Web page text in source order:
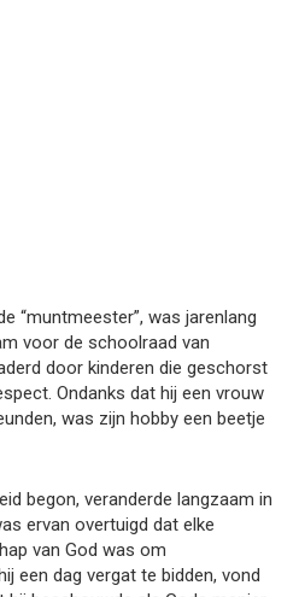
“muntmeester”, was jarenlang
voor de schoolraad van
door kinderen die geschorst
Ondanks dat hij een vrouw
was zijn hobby een beetje
begon, veranderde langzaam in
ervan overtuigd dat elke
van God was om
een dag vergat te bidden, vond